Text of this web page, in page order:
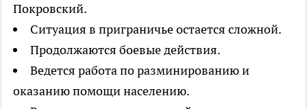
Покровский.
Ситуация в приграничье остается сложной.
Продолжаются боевые действия.
Ведется работа по разминированию и
оказанию помощи населению.